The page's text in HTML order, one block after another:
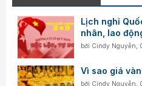
Lịch nghỉ
nhân, lao
bởi Cindy Nguyễn
Vì sao giá
bởi Cindy Nguyễn